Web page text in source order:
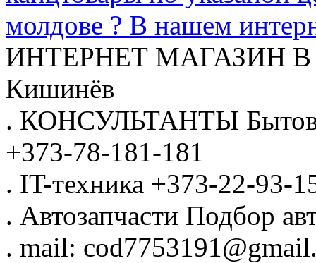
молдове ? В нашем
ИНТЕРНЕТ МАГАЗИН
Кишинёв
. КОНСУЛЬТАНТЫ
+373-78-181-181
. IT-техника +373-22-93-
. Автозапчасти Подбор
. mail: